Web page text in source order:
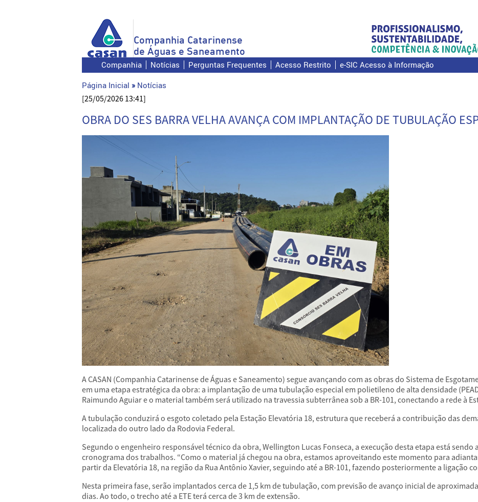
Companhia Catarinense
de Águas e Saneamento
Companhia Notícias Perguntas Frequentes Acesso Restrito
e-SIC Acesso à Informação
Página Inicial » Notícias
[25/05/2026 13:41]
OBRA DO SES BARRA VELHA AVANÇA COM IMPLANTAÇÃO DE TUBULAÇÃO
A CASAN (Companhia Catarinense de Águas e Saneamento) segue avançando com as obras do Sistema de
em uma etapa estratégica da obra: a implantação de uma tubulação especial em polietileno de alta densidade
Raimundo Aguiar e o material também será utilizado na travessia subterrânea sob a BR-101, conectando a rede à
A tubulação conduzirá o esgoto coletado pela Estação Elevatória 18, estrutura que receberá a contribuição das
localizada do outro lado da Rodovia Federal.
Segundo o engenheiro responsável técnico da obra, Wellington Lucas Fonseca, a execução desta etapa está
cronograma dos trabalhos. “Como o material já chegou na obra, estamos aproveitando este momento para
partir da Elevatória 18, na região da Rua Antônio Xavier, seguindo até a BR-101, fazendo posteriormente a ligação
Nesta primeira fase, serão implantados cerca de 1,5 km de tubulação, com previsão de avanço inicial de
dias. Ao todo, o trecho até a ETE terá cerca de 3 km de extensão.